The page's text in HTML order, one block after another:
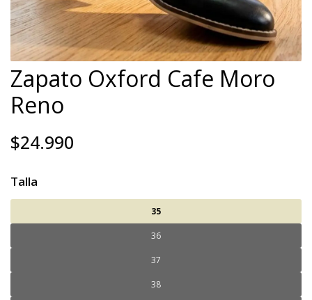
Zapato Oxford Cafe Moro
Reno
$24.990
Talla
35
36
37
38